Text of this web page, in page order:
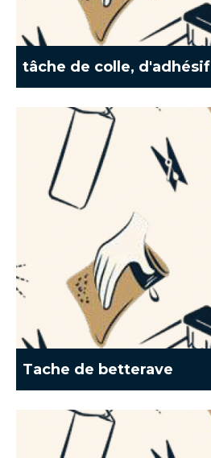
tâche de colle, d'adhésif
Tache de betterave